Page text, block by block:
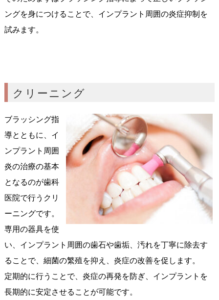
ングを身につけることで、インプラント周囲の炎症抑制を
試みます。
クリーニング
ブラッシング指
導とともに、イ
ンプラント周囲
炎の治療の基本
となるのが歯科
医院で行うクリ
ーニングです。
専用の器具を使
い、インプラント周囲の歯石や歯垢、汚れを丁寧に除去す
ることで、細菌の繁殖を抑え、炎症の改善を促します。
定期的に行うことで、炎症の再発を防ぎ、インプラントを
長期的に安定させることが可能です。